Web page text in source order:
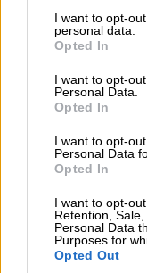
not limited to your
grant or deny
use your data for
consent section.
I want to opt-
personal data.
Opted In
I want to opt-
Personal Data.
Opted In
I want to opt-
Personal Data
Opted In
I want to opt-
Retention,
Personal Data
Purposes for
Opted Out
LUE